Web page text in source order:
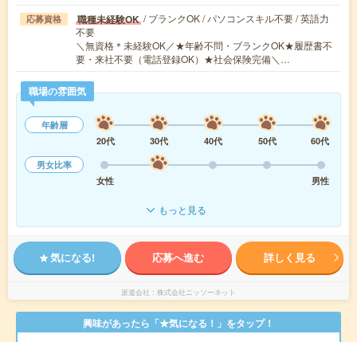
応募資格 職種未経験OK / ブランクOK / パソコンスキル不要 / 英語力
不要
＼無資格＊未経験OK／★年齢不問・ブランクOK★履歴書不
要・来社不要（電話登録OK）★社会保険完備＼…
職場の雰囲気
年齢層
20代
30代 40代 50代
60代
男女比率
女性
男性
もっと見る
気になる! 応募へ進む 詳しく見る
派遣会社 株式会社ニッソーネット
興味があったら「★気になる！」をタップ！